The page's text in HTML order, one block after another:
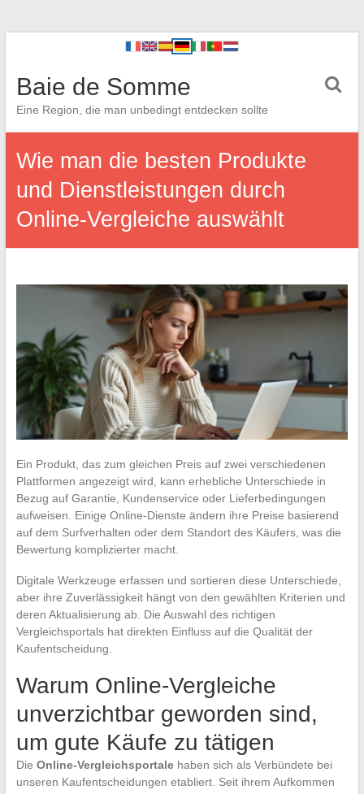
Baie de Somme
Eine Region, die man unbedingt entdecken sollte
Wie man die besten Produkte
und Dienstleistungen durch
Online-Vergleiche auswählt
Ein Produkt, das zum gleichen Preis auf zwei verschiedenen
Plattformen angezeigt wird, kann erhebliche Unterschiede in
Bezug auf Garantie, Kundenservice oder Lieferbedingungen
aufweisen. Einige Online-Dienste ändern ihre Preise basierend
auf dem Surfverhalten oder dem Standort des Käufers, was die
Bewertung komplizierter macht.
Digitale Werkzeuge erfassen und sortieren diese Unterschiede,
aber ihre Zuverlässigkeit hängt von den gewählten Kriterien und
deren Aktualisierung ab. Die Auswahl des richtigen
Vergleichsportals hat direkten Einfluss auf die Qualität der
Kaufentscheidung.
Warum Online-Vergleiche
unverzichtbar geworden sind,
um gute Käufe zu tätigen
Die Online-Vergleichsportalehaben sich als Verbündete bei
unseren Kaufentscheidungen etabliert. Seit ihrem Aufkommen